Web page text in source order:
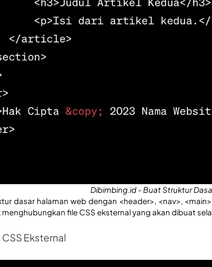
Dibimbing.id - Buat Struktur
dasar halaman web dengan <header>, <nav>,
file CSS eksternal yang akan dibuat
Eksternal